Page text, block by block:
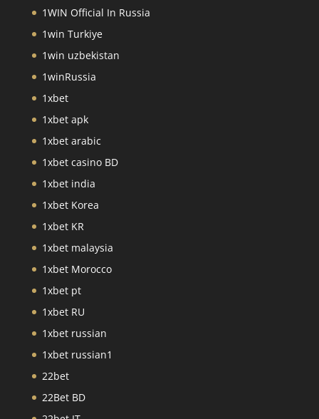
1WIN Official In Russia
1win Turkiye
1win uzbekistan
1winRussia
1xbet
1xbet apk
1xbet arabic
1xbet casino BD
1xbet india
1xbet Korea
1xbet KR
1xbet malaysia
1xbet Morocco
1xbet pt
1xbet RU
1xbet russian
1xbet russian1
22bet
22Bet BD